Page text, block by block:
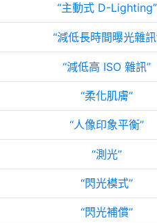
主動式 D-Lighting
減低長時間曝光雜訊
減低高 ISO 雜訊
柔化肌膚
人像印象平衡
測光
閃光模式
閃光補償